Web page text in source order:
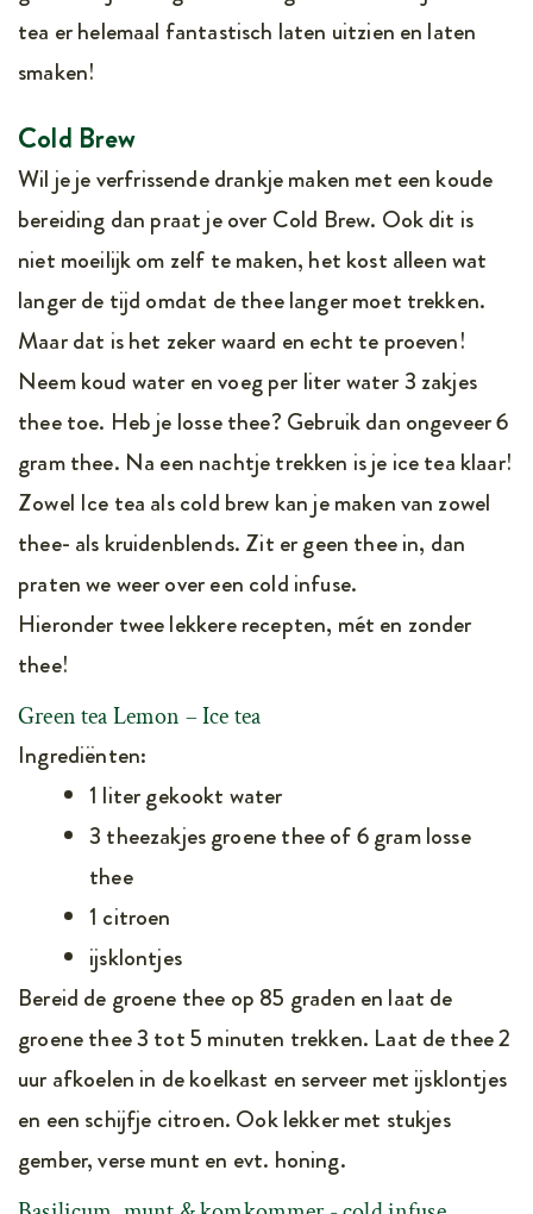
tea er helemaal fantastisch laten uitzien en laten
smaken!
Cold Brew
Wil je je verfrissende drankje maken met een koude
bereiding dan praat je over Cold Brew. Ook dit is
niet moeilijk om zelf te maken, het kost alleen wat
langer de tijd omdat de thee langer moet trekken.
Maar dat is het zeker waard en echt te proeven!
Neem koud water en voeg per liter water 3 zakjes
thee toe. Heb je losse thee? Gebruik dan ongeveer 6
gram thee. Na een nachtje trekken is je ice tea klaar!
Zowel Ice tea als cold brew kan je maken van zowel
thee- als kruidenblends. Zit er geen thee in, dan
praten we weer over een cold infuse.
Hieronder twee lekkere recepten, mét en zonder
thee!
Green tea Lemon – Ice tea
Ingrediënten:
1 liter gekookt water
3 theezakjes groene thee of 6 gram losse
thee
1 citroen
ijsklontjes
Bereid de groene thee op 85 graden en laat de
groene thee 3 tot 5 minuten trekken. Laat de thee 2
uur afkoelen in de koelkast en serveer met ijsklontjes
en een schijfje citroen. Ook lekker met stukjes
gember, verse munt en evt. honing.